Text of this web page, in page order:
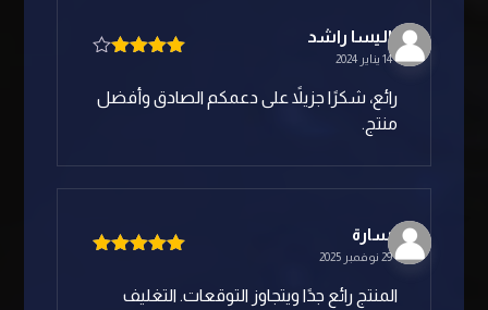
من 5
الیسا راشد
14 يناير 2024
رائع، شكرًا جزيلاً على دعمكم الصادق وأفضل
منتج.
سارة
29 نوفمبر 2025
المنتج رائع جدًا ويتجاوز التوقعات. التغليف